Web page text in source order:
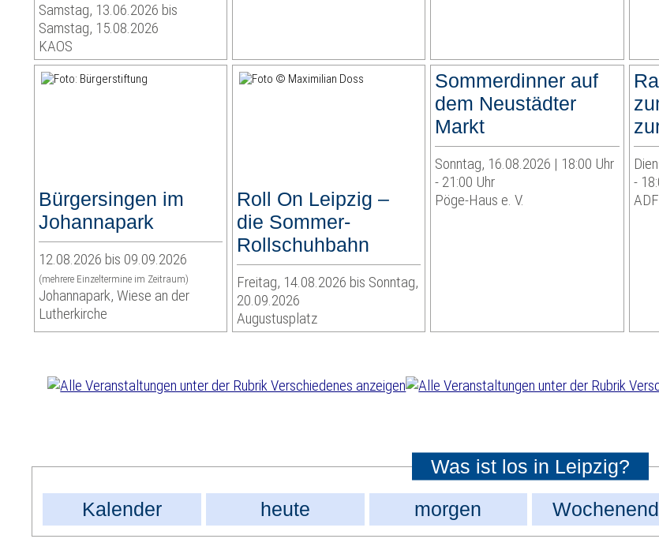
Samstag, 13.06.2026 bis
Samstag, 15.08.2026
KAOS
Bürgersingen im
Johannapark
12.08.2026 bis 09.09.2026
(mehrere Einzeltermine im Zeitraum)
Johannapark, Wiese an der
Lutherkirche
Roll On Leipzig –
die Sommer-
Rollschuhbahn
Freitag, 14.08.2026 bis Sonntag,
20.09.2026
Augustusplatz
Sommerdinner auf
dem Neustädter
Markt
Sonntag, 16.08.2026 | 18:00 Uhr
- 21:00 Uhr
Pöge-Haus e. V.
-
Was ist los in Leipzig?
Kalender
heute morgen